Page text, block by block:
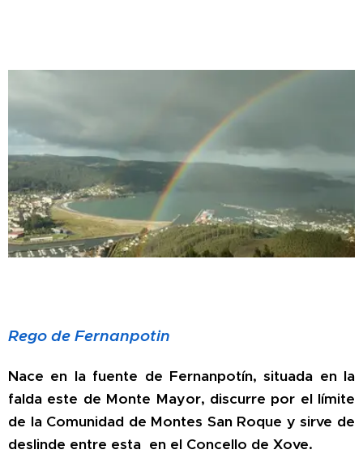
Rego de Fernanpotin
Nace en la fuente de Fernanpotín, situada en la
falda este de Monte Mayor, discurre por el límite
de la Comunidad de Montes San Roque y sirve de
deslinde entre esta en el Concello de Xove.